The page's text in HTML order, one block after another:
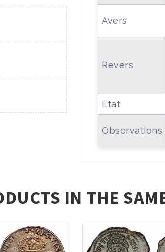
Avers
Revers
Etat
Observations
IN THE